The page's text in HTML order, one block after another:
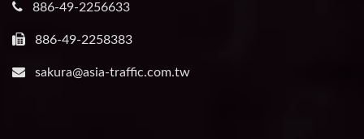
886-49-2256633
886-49-2258383
sakura@asia-traffic.com.tw